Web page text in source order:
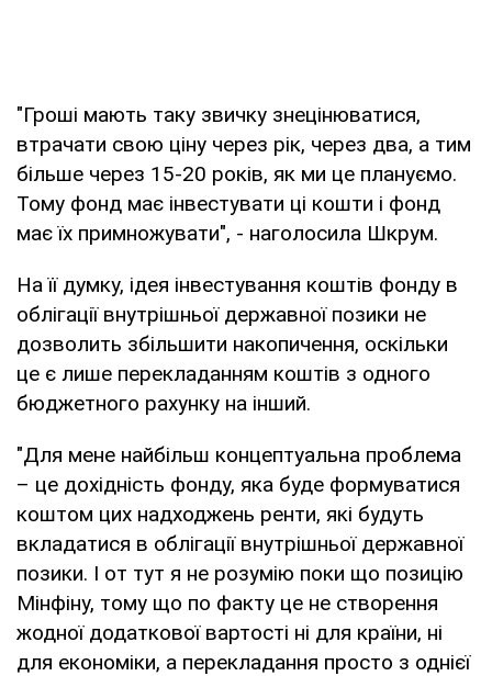
"Гроші мають таку звичку знецінюватися,
втрачати свою ціну через рік, через два, а тим
більше через 15-20 років, як ми це плануємо.
Тому фонд має інвестувати ці кошти і фонд
має їх примножувати", - наголосила Шкрум.
На її думку, ідея інвестування коштів фонду в
облігації внутрішньої державної позики не
дозволить збільшити накопичення, оскільки
це є лише перекладанням коштів з одного
бюджетного рахунку на інший.
"Для мене найбільш концептуальна проблема
– це дохідність фонду, яка буде формуватися
коштом цих надходжень ренти, які будуть
вкладатися в облігації внутрішньої державної
позики. І от тут я не розумію поки що позицію
Мінфіну, тому що по факту це не створення
жодної додаткової вартості ні для країни, ні
для економіки, а перекладання просто з однієї